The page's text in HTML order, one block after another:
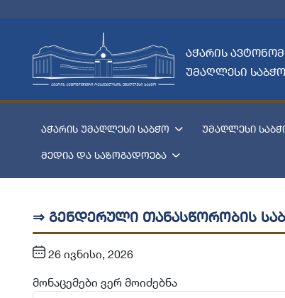
აჭარის
უმაღლესი საბჭო
აჭარის უმაღლესი საბჭო უმაღლესი
მედია და საზოგადოება
⇒ გენდერული თანასწორობის
26 ივნისი, 2026
მონაცემები ვერ მოიძებნა